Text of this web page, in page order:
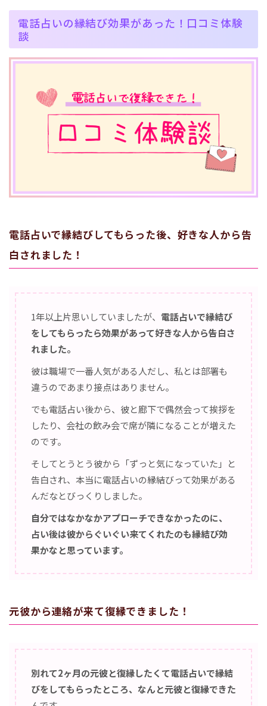
電話占いの縁結び効果があった！口コミ体験
談
電話占いで縁結びしてもらった後、好きな人から告
白されました！
1年以上片思いしていましたが、 電話占いで縁結び
をしてもらったら効果があって好きな人から告白さ
れました。
彼は職場で一番人気がある人だし、私とは部署も
違うのであまり接点はありません。
でも電話占い後から、彼と廊下で偶然会って挨拶を
したり、会社の飲み会で席が隣になることが増えた
のです。
そしてとうとう彼から「ずっと気になっていた」と
告白され、本当に電話占いの縁結びって効果がある
んだなとびっくりしました。
自分ではなかなかアプローチできなかったのに、
占い後は彼からぐいぐい来てくれたのも縁結び効
果かなと思っています。
元彼から連絡が来て復縁できました！
別れて2ヶ月の元彼と復縁したくて電話占いで縁結
びをしてもらったところ、なんと元彼と復縁できた